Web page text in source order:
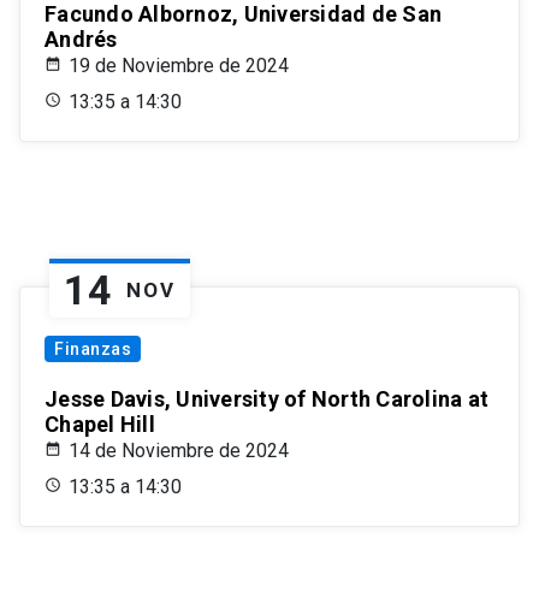
Facundo Albornoz, Universidad de San
Andrés
19 de Noviembre de 2024
13:35 a 14:30
14 NOV
Finanzas
Jesse Davis, University of North Carolina at
Chapel Hill
14 de Noviembre de 2024
13:35 a 14:30